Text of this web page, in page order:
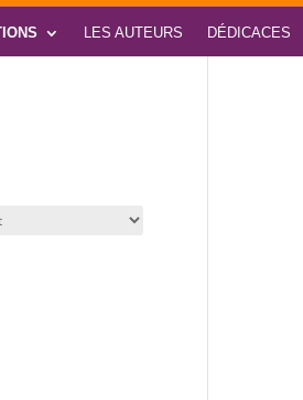
LES AUTEURS DÉDICACES